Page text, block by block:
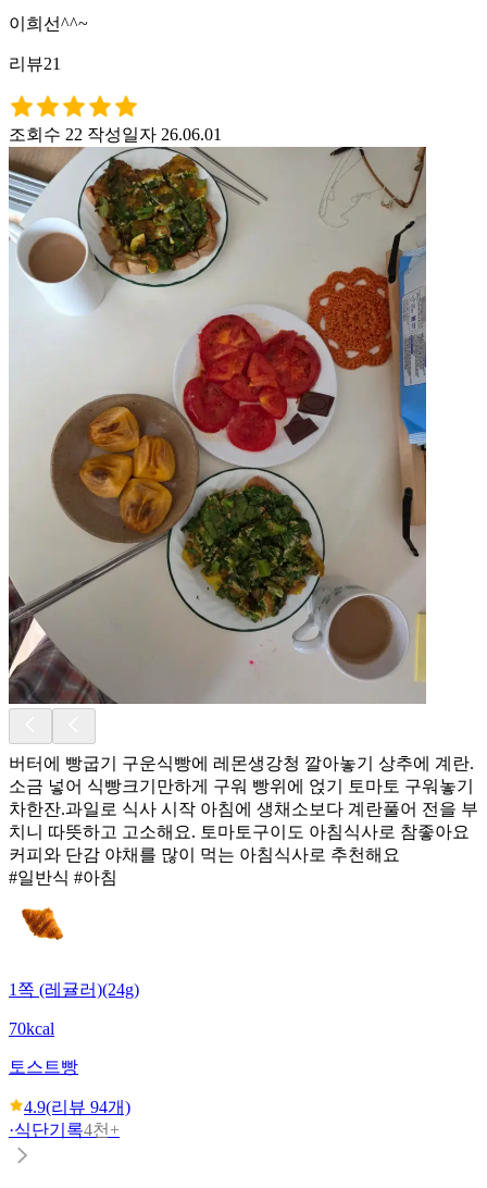
이희선^^~
리뷰21
조회수 22 작성일자 26.06.01
버터에 빵굽기 구운식빵에 레몬생강청 깔아놓기 상추에 계란.
소금 넣어 식빵크기만하게 구워 빵위에 얹기 토마토 구워놓기
차한잔.과일로 식사 시작 아침에 생채소보다 계란풀어 전을 부
치니 따뜻하고 고소해요. 토마토구이도 아침식사로 참좋아요
커피와 단감 야채를 많이 먹는 아침식사로 추천해요
#일반식 #아침
1쪽 (레귤러)(24g)
70kcal
토스트빵
4.9(리뷰 94개)
·식단기록4천+